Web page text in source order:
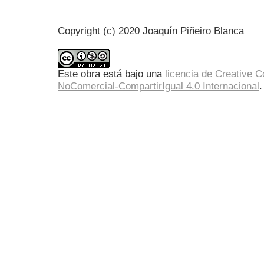
Copyright (c) 2020 Joaquín Piñeiro Blanca
Este obra está bajo una licencia de Creative
NoComercial-CompartirIgual 4.0 Internacional.